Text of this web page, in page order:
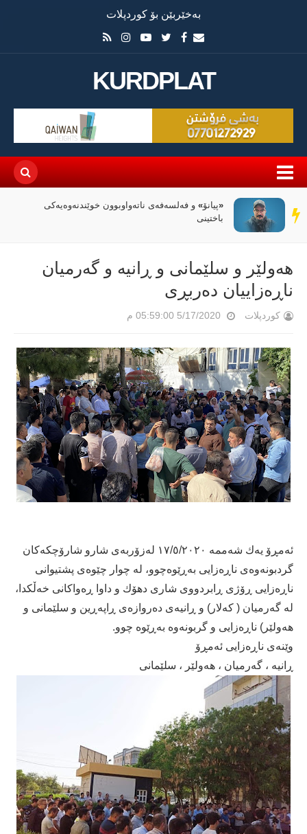
بەخێربێن بۆ کوردپلات
KURDPLAT
سەر
دێڕ
«پیانۆ» و فەلسەفەی ناتەواوبوون خوێندنەوەیەکی
باختینی
هەولێر و سلێمانی و ڕانیە و گەرمیان
ناڕەزاییان دەربڕی
کوردپلات 5/17/2020 05:59:00 م
ئەمڕۆ یەك شەممە ١٧/٥/٢٠٢٠ لەزۆربەی شارو شارۆچكەكان
گردبونەوەی ناڕەزایی بەڕێوەچوو، لە چوار چێوەی پشتیوانی
ناڕەزایی ڕۆژی ڕابردووی شاری دهۆك و داوا ڕەواكانی خەڵكدا،
لە گەرمیان ( كەلار) و ڕانیەی دەروازەی ڕاپەڕین و سلێمانی و
هەولێر) ناڕەزایی و گربونەوە بەڕێوە چوو.
وێنەی ناڕەزایی ئەمڕۆ
ڕانیە ، گەرمیان ، هەولێر ، سلێمانی